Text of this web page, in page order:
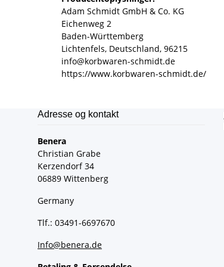
Adam Schmidt GmbH & Co. KG
Eichenweg 2
Baden-Württemberg
Lichtenfels, Deutschland, 96215
info@korbwaren-schmidt.de
https://www.korbwaren-schmidt.de/
Adresse og kontakt
Benera
Christian Grabe
Kerzendorf 34
06889 Wittenberg
Germany
Tlf.: 03491-6697670
Info@benera.de